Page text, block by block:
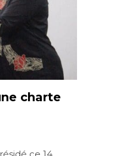
charte
ce 14